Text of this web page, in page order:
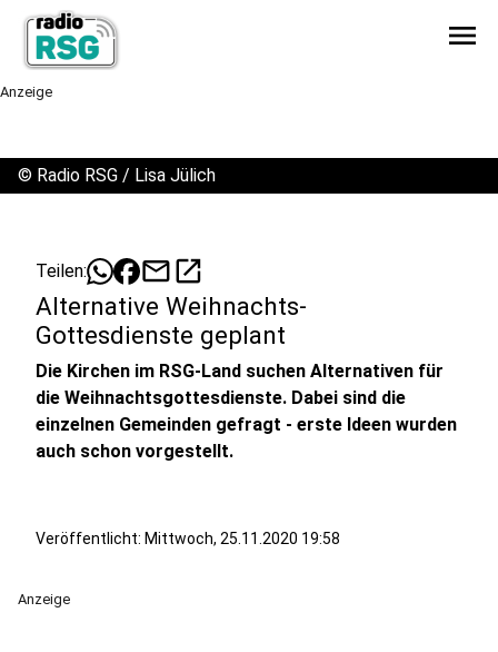
menu
Anzeige
© Radio RSG / Lisa Jülich
Teilen: mailopen_in_new
Alternative Weihnachts-
Gottesdienste geplant
Die Kirchen im RSG-Land suchen Alternativen für
die Weihnachtsgottesdienste. Dabei sind die
einzelnen Gemeinden gefragt - erste Ideen wurden
auch schon vorgestellt.
Veröffentlicht: Mittwoch, 25.11.2020 19:58
Anzeige